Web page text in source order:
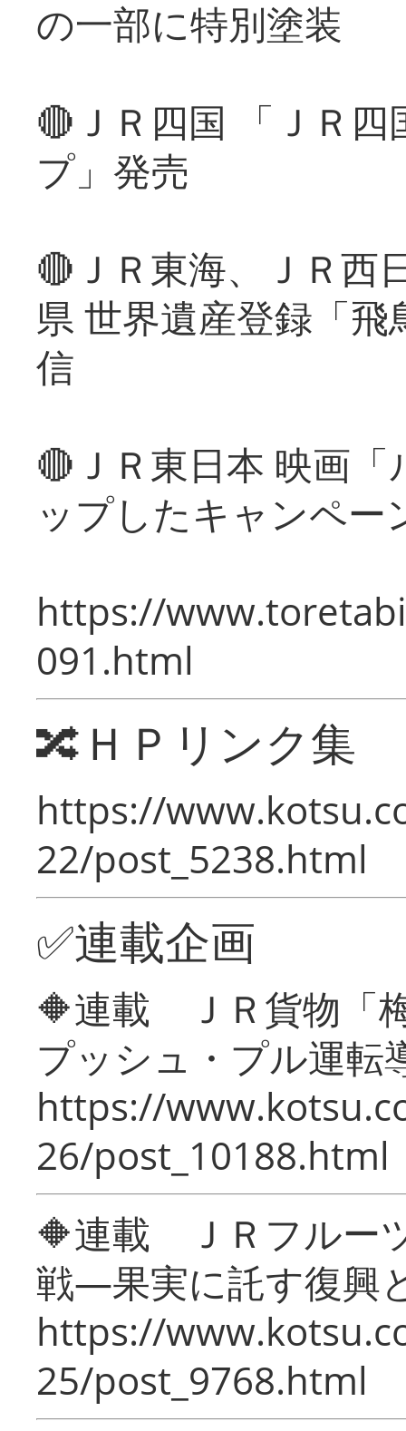
の一部に特別塗装
🔴ＪＲ四国 「ＪＲ
プ」発売
🔴ＪＲ東海、ＪＲ西
県 世界遺産登録「
信
🔴ＪＲ東日本 映画
ップしたキャンペー
https://
091.html
🔀ＨＰリンク集
https://
22/post_5238.html
✅連載企画
🔶連載 ＪＲ貨物「
プッシュ・プル運転
https://
26/post_10188.html
🔶連載 ＪＲフルー
戦―果実に託す復興
https://
25/post_9768.html